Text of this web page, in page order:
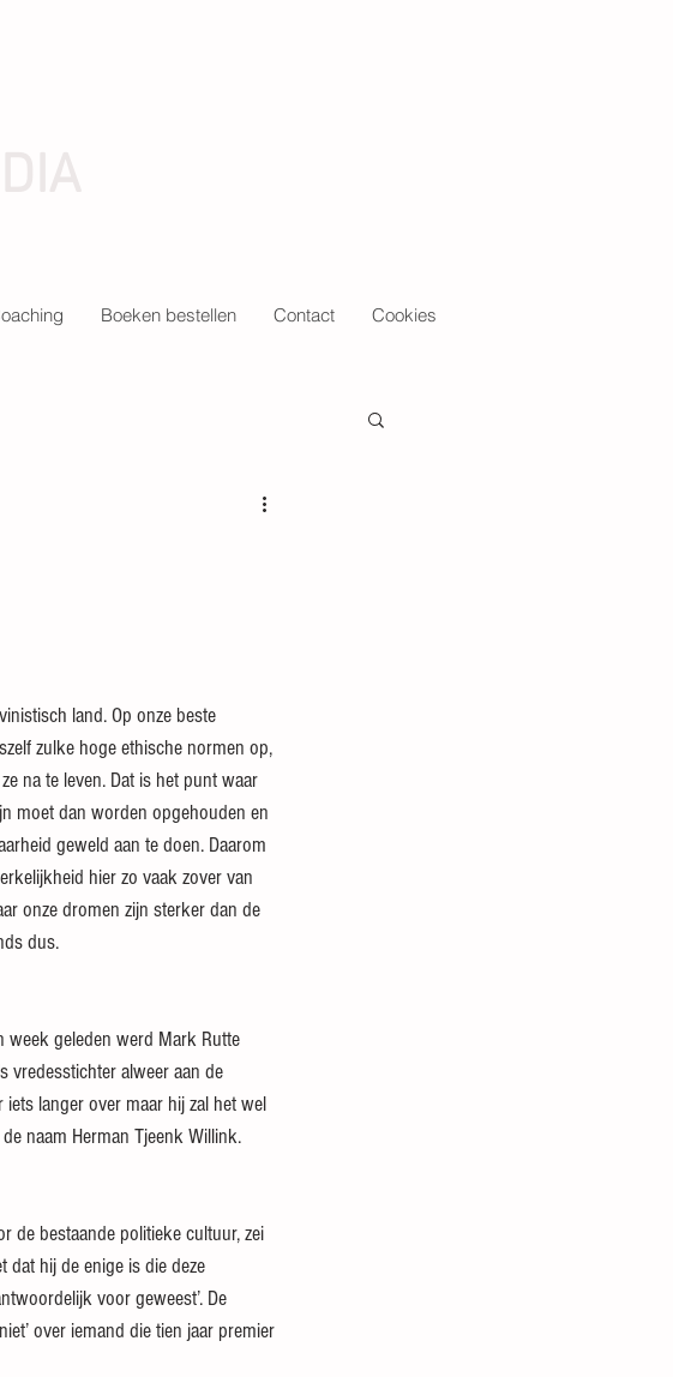
Boeken bestellen Contact Cookies
land. Op onze beste
zulke hoge ethische normen op,
na te leven. Dat is het punt waar
moet dan worden opgehouden en
geweld aan te doen. Daarom
hier zo vaak zover van
onze dromen zijn sterker dan de
dus.
week geleden werd Mark Rutte
vredesstichter alweer aan de
langer over maar hij zal het wel
naam Herman Tjeenk Willink.
de bestaande politieke cultuur, zei
dat hij de enige is die deze
voor geweest’. De
over iemand die tien jaar premier